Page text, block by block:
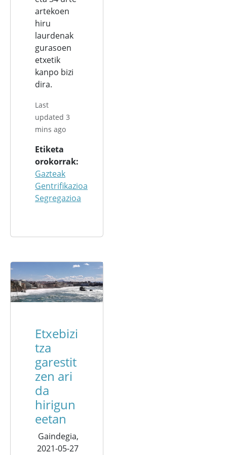
artekoen
hiru
laurdenak
gurasoen
etxetik
kanpo bizi
dira.
Last
updated 3
mins ago
Etiketa
orokorrak
Gazteak
Gentrifikazioa
Segregazioa
Etxebizi
tza
garestit
zen ari
da
hirigun
eetan
Gaindegia,
2021-05-27